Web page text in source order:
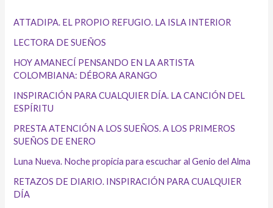
ATTADIPA. EL PROPIO REFUGIO. LA ISLA INTERIOR
LECTORA DE SUEÑOS
HOY AMANECÍ PENSANDO EN LA ARTISTA
COLOMBIANA: DÉBORA ARANGO
INSPIRACIÓN PARA CUALQUIER DÍA. LA CANCIÓN DEL
ESPÍRITU
PRESTA ATENCIÓN A LOS SUEÑOS. A LOS PRIMEROS
SUEÑOS DE ENERO
Luna Nueva. Noche propicia para escuchar al Genio del Alma
RETAZOS DE DIARIO. INSPIRACIÓN PARA CUALQUIER
DÍA